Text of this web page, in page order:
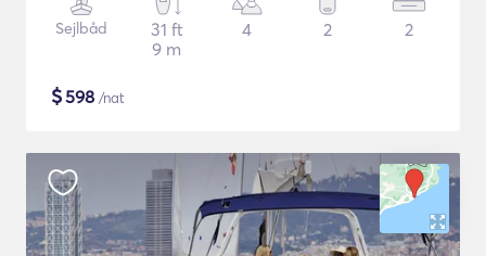
Sejlbåd
31 ft
9 m
4 2 2
$598 /nat